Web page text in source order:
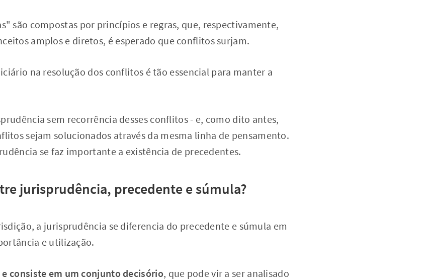
são compostas por princípios e regras, que, respectivamente,
amplos e diretos, é esperado que conflitos surjam.
na resolução dos conflitos é tão essencial para manter a
sem recorrência desses conflitos - e, como dito antes,
sejam solucionados através da mesma linha de pensamento.
se faz importante a existência de precedentes.
jurisprudência, precedente e súmula?
a jurisprudência se diferencia do precedente e súmula em
e utilização.
consiste em um conjunto decisório, que pode vir a ser analisado